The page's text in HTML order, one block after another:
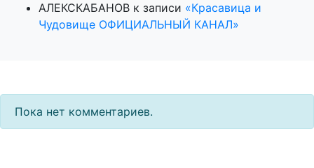
АЛЕКСКАБАНОВ к записи «Красавица и
Чудовище ОФИЦИАЛЬНЫЙ КАНАЛ»
Пока нет комментариев.